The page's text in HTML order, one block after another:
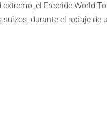
el Freeride World
durante el rodaje de